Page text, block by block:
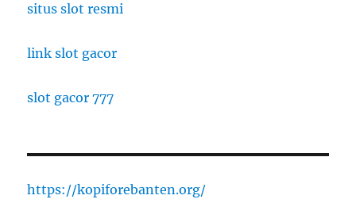
situs slot resmi
link slot gacor
slot gacor 777
https://kopiforebanten.org/